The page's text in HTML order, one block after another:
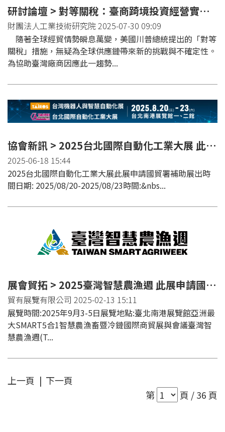
研討論壇 > 對等關稅：臺商踦境投資經營實務研討
財團法人工業技術研究院 2025-07-30 09:09
隨著全球經貿情勢瞬息萬變，美國川普總統提出的「對等
關稅」措施，無疑為全球供應鏈帶來新的挑戰與不確定性。
為協助臺灣廠商因應此一趨勢...
協會新訊 > 2025台北國際自動化工業大展 此展申請國貿署補助
2025-06-18 15:44
2025台北國際自動化工業大展此展申請國貿署補助展出時
間日期: 2025/08/20-2025/08/23時間:&nbs...
展會貿拓 > 2025臺灣智慧農漁週 此展申請國貿署補助
貿有展覽有限公司 2025-02-13 15:11
展覽時間:2025年9月3-5日展覽地點:臺北南港展覽館亞洲最
大SMART5合1智慧農漁畜暨冷鏈國際商貿展與會議臺灣智
慧農漁週(T...
上一頁 | 下一頁
第
頁 / 36 頁